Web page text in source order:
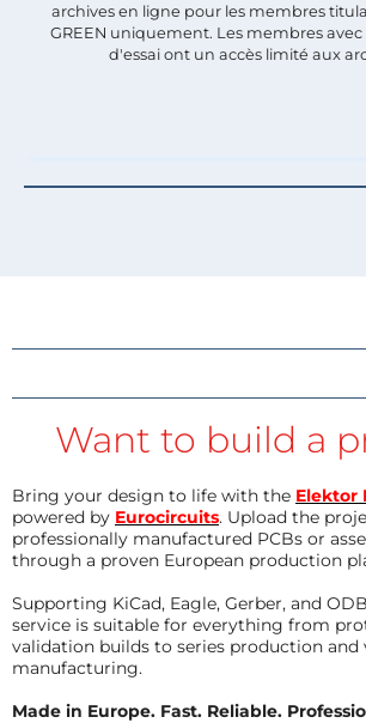
archives en ligne pour les membres
GREEN uniquement. Les membres
d'essai ont un accès limité aux
Want to build a
Bring your design to life with the Elektor
powered by Eurocircuits. Upload the
professionally manufactured PCBs or
through a proven European production
Supporting KiCad, Eagle, Gerber, and
service is suitable for everything from
validation builds to series production and
manufacturing.
Made in Europe. Fast. Reliable.